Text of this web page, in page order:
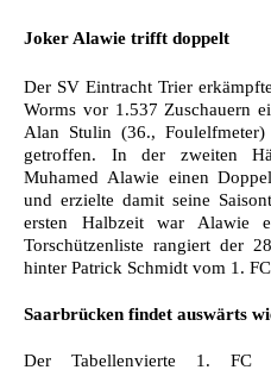
Joker Alawie trifft doppelt
Der SV Eintracht Trier
Worms vor 1.537 Zuschauern
Alan Stulin (36.,
getroffen. In der zweiten
Muhamed Alawie einen
und erzielte damit seine
ersten Halbzeit war Alawie
Torschützenliste rangiert der
hinter Patrick Schmidt vom 1.
Saarbrücken findet auswärts
Der Tabellenvierte 1. FC